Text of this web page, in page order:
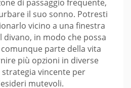
di passaggio frequente,
il suo sonno. Potresti
vicino a una finestra
divano, in modo che possa
parte della vita
più opzioni in diverse
strategia vincente per
mutevoli.